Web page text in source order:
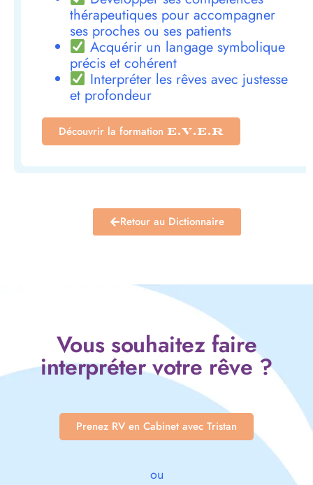
thérapeutiques pour accompagner
ses proches ou ses patients
Acquérir un langage symbolique
précis et cohérent
Interpréter les rêves avec justesse
et profondeur
Découvrir la formation E.V.E.R
Retour au Dictionnaire
Vous souhaitez faire
interpréter votre rêve ?
Prenez RV en Cabinet avec Tristan
ou